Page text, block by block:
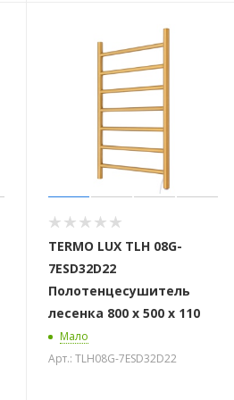
TERMO LUX TLH 08G-
7ESD32D22
Полотенцесушитель
лесенка 800 х 500 х 110
Мало
Арт.: TLH08G-7ESD32D22